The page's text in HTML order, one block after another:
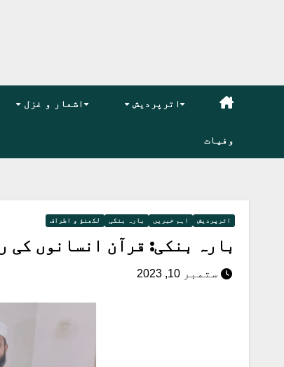
اترپردیش اشعار و غزل
وفیات
اترپردیش اہم خبریں بارہ بنکی لکھنؤ و اطراف
بارہ بنکی: قرآن انسانوں کی
ستمبر 10, 2023